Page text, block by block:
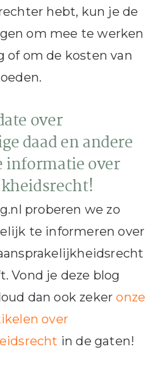
hebt, kun je de
om mee te werken
of om de kosten van
over
daad en andere
informatie over
proberen we zo
te informeren over
Vond je deze blog
dan ook zekeronze
over
in de gaten!